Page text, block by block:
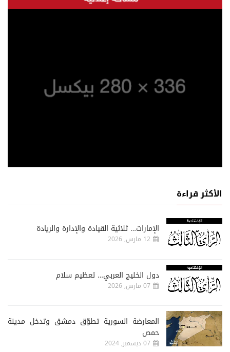
الأكثر قراءة
الإمارات… ثلاثية القيادة والإدارة والريادة
12 مارس, 2026
دول الخليج العربي… تعظيم سلام
07 مارس, 2026
المعارضة السورية تطوّق دمشق وتدخل مدينة
حمص
07 ديسمبر, 2024